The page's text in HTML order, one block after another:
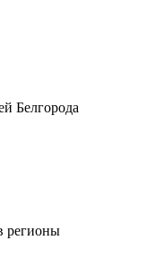
Белгорода
регионы